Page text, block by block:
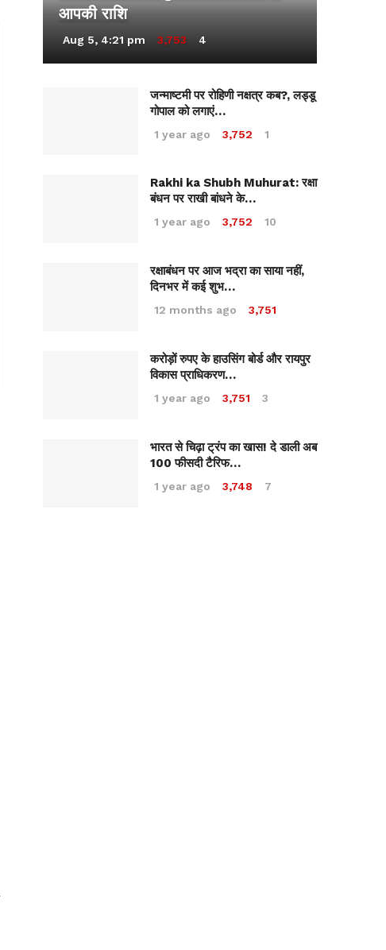
आपकी राशि
Aug 5, 4:21 pm 3,753 4
जन्माष्टमी पर रोहिणी नक्षत्र कब?, लड्डू
गोपाल को लगाएं…
1 year ago 3,752 1
Rakhi ka Shubh Muhurat: रक्षा
बंधन पर राखी बांधने के…
1 year ago 3,752 10
रक्षाबंधन पर आज भद्रा का साया नहीं,
दिनभर में कई शुभ…
12 months ago 3,751
करोड़ों रुपए के हाउसिंग बोर्ड और रायपुर
विकास प्राधिकरण…
1 year ago 3,751 3
भारत से चिढ़ा ट्रंप का खास! दे डाली अब
100 फीसदी टैरिफ…
1 year ago 3,748 7